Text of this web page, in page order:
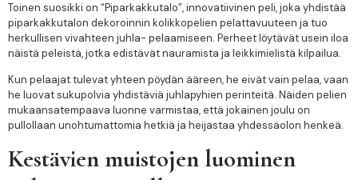
Toinen suosikki on “Piparkakkutalo”, innovatiivinen peli, joka yhdistää
piparkakkutalon dekoroinnin kolikkopelien pelattavuuteen ja tuo
herkullisen vivahteen juhla- pelaamiseen. Perheet löytävät usein iloa
näistä peleistä, jotka edistävät nauramista ja leikkimielistä kilpailua.
Kun pelaajat tulevat yhteen pöydän ääreen, he eivät vain pelaa, vaan
he luovat sukupolvia yhdistäviä juhlapyhien perinteitä. Näiden pelien
mukaansatempaava luonne varmistaa, että jokainen joulu on
pullollaan unohtumattomia hetkiä ja heijastaa yhdessäolon henkeä.
Kestävien muistojen luominen